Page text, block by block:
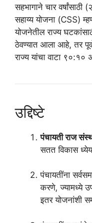
सहभागाने चार
सहाय्य योजना (CSS)
योजनेतील राज्य
ठेवण्यात आला आहे, तर
राज्य यांचा वाटा
उद्दिष्टे
पंचायती राज
सतत विकास
पंचायतींना
करणे, ज्यामध्ये
इतर योजनांशी